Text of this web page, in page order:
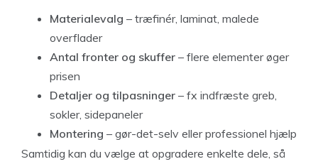
Materialevalg – træfinér, laminat, malede
overflader
Antal fronter og skuffer – flere elementer øger
prisen
Detaljer og tilpasninger – fx indfræste greb,
sokler, sidepaneler
Montering – gør-det-selv eller professionel hjælp
Samtidig kan du vælge at opgradere enkelte dele, så